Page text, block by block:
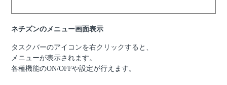
ネチズンのメニュー画面表示
タスクバーのアイコンを右クリックすると、
メニューが表示されます。
各種機能のON/OFFや設定が行えます。